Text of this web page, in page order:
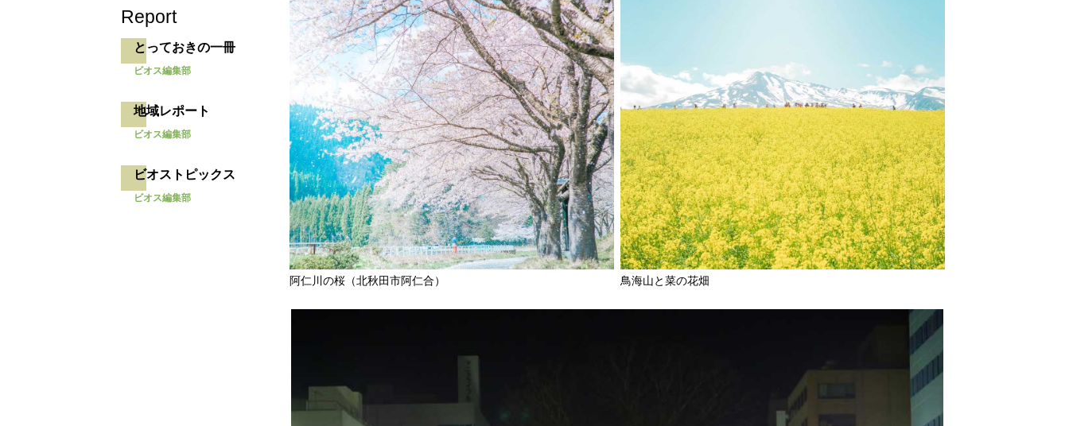
Report
とっておきの一冊
ビオス編集部
地域レポート
ビオス編集部
ビオストピックス
ビオス編集部
阿仁川の桜（北秋田市阿仁合） 鳥海山と菜の花畑